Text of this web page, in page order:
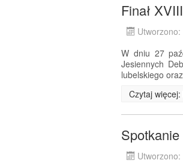
Finał
W dniu 27
Jesiennych
lubelskiego
Czytaj